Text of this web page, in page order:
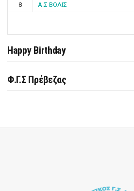
8
Α.Σ ΒΟΛΙΣ
Happy Birthday
Φ.Γ.Σ Πρέβεζας